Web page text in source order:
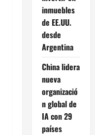
inmuebles
de EE.UU.
desde
Argentina
China lidera
nueva
organizació
n global de
IA con 29
países